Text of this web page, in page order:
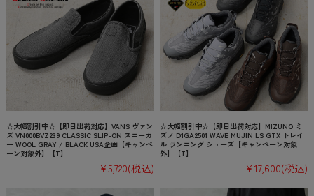
☆大幅割引中☆【即日出荷対応】VANS ヴァン
ズ VN000BVZ239 CLASSIC SLIP-ON スニーカ
ー WOOL GRAY / BLACK USA企画【キャンペ
ーン対象外】【T】
¥5,720(税込)
☆大幅割引中☆【即日出荷対応】MIZUNO ミ
ズノ D1GA2501 WAVE MUJIN LS GTX トレイ
ル ランニング シューズ【キャンペーン対象
外】【T】
¥17,600(税込)